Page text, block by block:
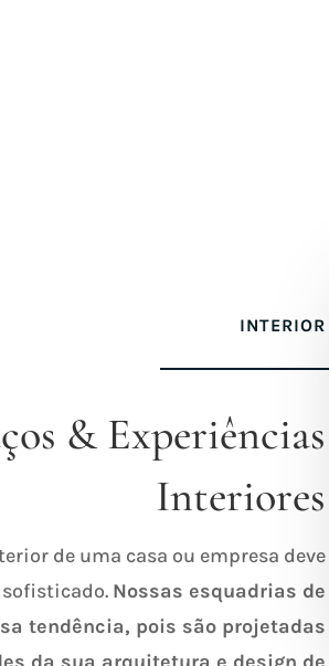
INTERIOR
& Experiências
Interiores
de uma casa ou empresa deve
Nossas esquadrias de
tendência, pois são projetadas